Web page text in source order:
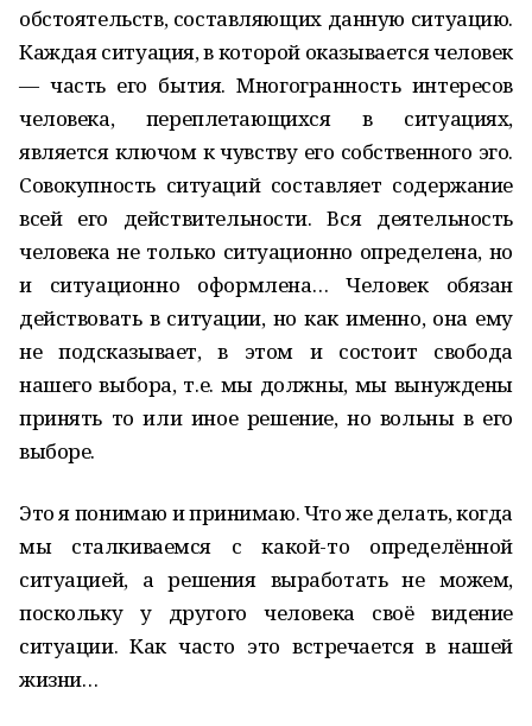
обстоятельств, составляющих данную ситуацию.
Каждая ситуация, в которой оказывается человек
— часть его бытия. Многогранность интересов
человека, переплетающихся в ситуациях,
является ключом к чувству его собственного эго.
Совокупность ситуаций составляет содержание
всей его действительности. Вся деятельность
человека не только ситуационно определена, но
и ситуационно оформлена… Человек обязан
действовать в ситуации, но как именно, она ему
не подсказывает, в этом и состоит свобода
нашего выбора, т.е. мы должны, мы вынуждены
принять то или иное решение, но вольны в его
выборе.
Это я понимаю и принимаю. Что же делать, когда
мы сталкиваемся с какой-то определённой
ситуацией, а решения выработать не можем,
поскольку у другого человека своё видение
ситуации. Как часто это встречается в нашей
жизни…